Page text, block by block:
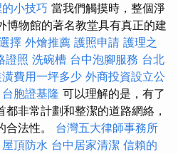
小技巧 當我們觸摸時，整個淨
博物館的著名教堂具有真正的建
擇 外燴推薦 護照申請 護理之
證照 洗碗槽 台中泡腳服務 台北
潢費用一坪多少 外商投資設立公
台胞證基隆 可以理解的是，有了
非常計劃和整潔的道路網絡，
合法性。 台灣五大律師事務所
屋頂防水 台中居家清潔 信賴的